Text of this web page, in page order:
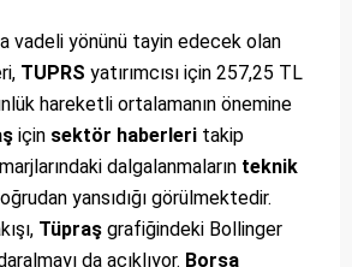
vadeli yönünü tayin edecek olan
TUPRS yatırımcısı için 257,25 TL
hareketli ortalamanın önemine
için sektör haberleri takip
dalgalanmaların teknik
yansıdığı görülmektedir.
Tüpraş grafiğindeki Bollinger
da açıklıyor. Borsa